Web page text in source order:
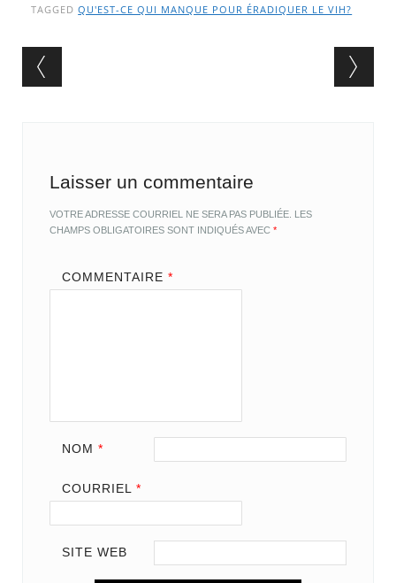
TAGGEDQU'EST-CE QUI MANQUE POUR ÉRADIQUER LE VIH?
Post navigation
Laisser un commentaire
VOTRE ADRESSE COURRIEL NE SERA PAS PUBLIÉE. LES
CHAMPS OBLIGATOIRES SONT INDIQUÉS AVEC*
COMMENTAIRE *
NOM *
COURRIEL *
SITE WEB